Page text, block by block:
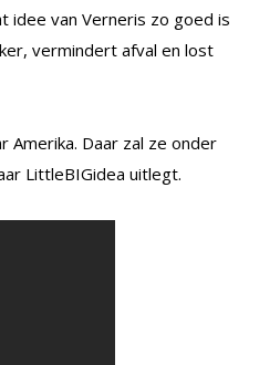
idee van Verneris zo goed is
vermindert afval en lost
Amerika. Daar zal ze onder
LittleBIGidea uitlegt.